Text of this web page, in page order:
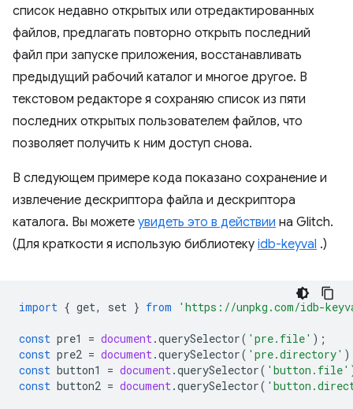
список недавно открытых или отредактированных
файлов, предлагать повторно открыть последний
файл при запуске приложения, восстанавливать
предыдущий рабочий каталог и многое другое. В
текстовом редакторе я сохраняю список из пяти
последних открытых пользователем файлов, что
позволяет получить к ним доступ снова.
В следующем примере кода показано сохранение и
извлечение дескриптора файла и дескриптора
каталога. Вы можете увидеть это в действии на Glitch.
(Для краткости я использую библиотеку idb-keyval .)
import { get, set } from 'https://unpkg.com/idb-
const pre1 = document.querySelector( 'pre.file' );
const pre2 = document.querySelector( 'pre.directory'
const button1 = document.querySelector( 'button.file'
const button2 = document.querySelector(